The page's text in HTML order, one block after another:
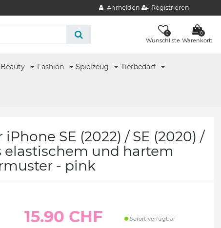
Anmelden Registrieren
0
Wunschliste
0
Warenkorb
Beauty Fashion Spielzeug Tierbedarf
SE (2022) / SE (2020) /
elastischem und hartem
- pink
15.90 CHF Sofort verfügbar